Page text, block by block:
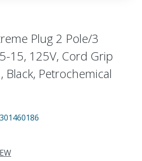
Plug 2 Pole/3
15, 125V, Cord Grip
Black, Petrochemical